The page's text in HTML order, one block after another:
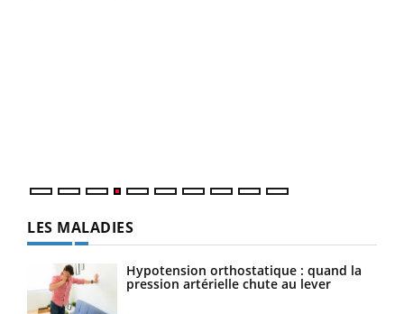
LES MALADIES
Hypotension orthostatique : quand la
pression artérielle chute au lever